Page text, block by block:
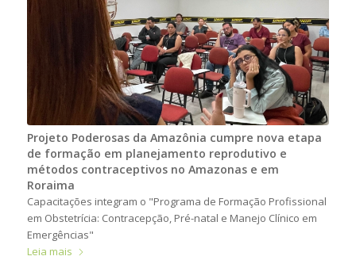
Projeto Poderosas da Amazônia cumpre nova etapa
de formação em planejamento reprodutivo e
métodos contraceptivos no Amazonas e em
Roraima
Capacitações integram o "Programa de Formação Profissional
em Obstetrícia: Contracepção, Pré-natal e Manejo Clínico em
Emergências"
Leia mais